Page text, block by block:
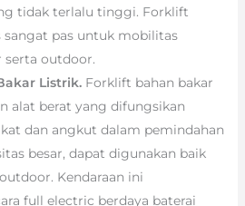
tidak terlalu tinggi. Forklift
sangat pas untuk mobilitas
serta outdoor.
Listrik. Forklift bahan bakar
alat berat yang difungsikan
dan angkut dalam pemindahan
besar, dapat digunakan baik
Kendaraan ini
full electric berdaya baterai